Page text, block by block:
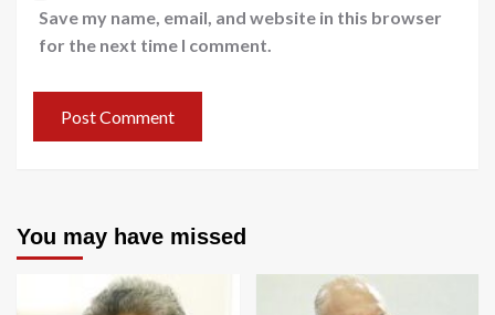
Save my name, email, and website in this browser
for the next time I comment.
You may have missed